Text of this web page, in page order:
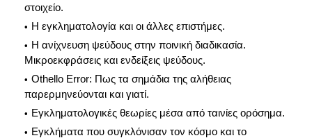
στοιχείο.
Η εγκληματολογία και οι άλλες επιστήμες.
Η ανίχνευση ψεύδους στην ποινική διαδικασία.
Μικροεκφράσεις και ενδείξεις ψεύδους.
Othello Error: Πως τα σημάδια της αλήθειας
παρερμηνεύονται και γιατί.
Εγκληματολογικές θεωρίες μέσα από ταινίες ορόσημα.
Εγκλήματα που συγκλόνισαν τον κόσμο και το